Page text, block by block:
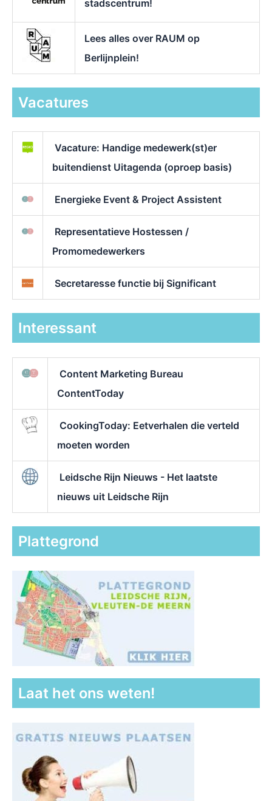
stadscentrum!
Lees alles over RAUM op
Berlijnplein!
Vacatures
Vacature: Handige medewerk(st)er
buitendienst Uitagenda (oproep basis)
Energieke Event & Project Assistent
Representatieve Hostessen /
Promomedewerkers
Secretaresse functie bij Significant
Interessant
Content Marketing Bureau
ContentToday
CookingToday: Eetverhalen die verteld
moeten worden
Leidsche Rijn Nieuws - Het laatste
nieuws uit Leidsche Rijn
Plattegrond
Laat het ons weten!